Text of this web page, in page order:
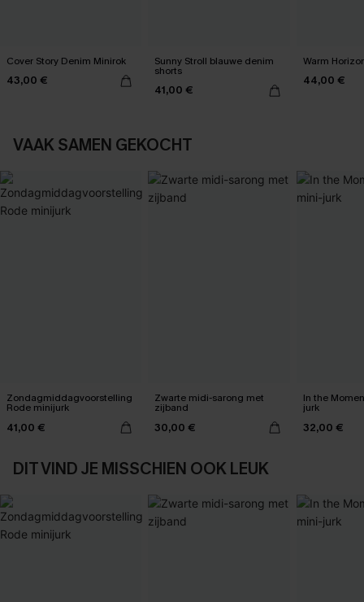
Cover Story Denim Minirok
43,00 €
Sunny Stroll blauwe denim
shorts
41,00 €
Warm
44,00 €
VAAK SAMEN GEKOCHT
Zondagmiddagvoorstelling
Rode minijurk
41,00 €
Zwarte midi-sarong met
zijband
30,00 €
In the
jurk
32,00 €
DIT VIND JE MISSCHIEN OOK LEUK